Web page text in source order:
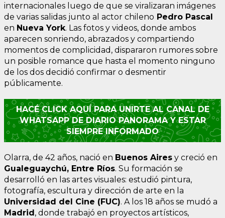
internacionales luego de que se viralizaran imágenes
de varias salidas junto al actor chileno Pedro Pascal
en Nueva York. Las fotos y videos, donde ambos
aparecen sonriendo, abrazados y compartiendo
momentos de complicidad, dispararon rumores sobre
un posible romance que hasta el momento ninguno
de los dos decidió confirmar o desmentir
públicamente.
HACÉ CLICK AQUÍ PARA UNIRTE AL CANAL DE
WHATSAPP DE DIARIO PANORAMA Y ESTAR
SIEMPRE INFORMADO
Olarra, de 42 años, nació en Buenos Aires y creció en
Gualeguaychú, Entre Ríos. Su formación se
desarrolló en las artes visuales: estudió pintura,
fotografía, escultura y dirección de arte en la
Universidad del Cine (FUC). A los 18 años se mudó a
Madrid, donde trabajó en proyectos artísticos,